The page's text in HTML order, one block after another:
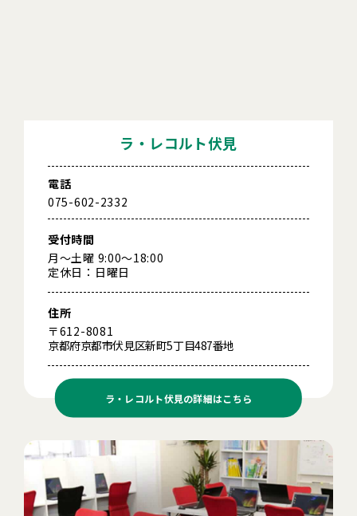
ラ・レコルト伏見
電話
075-602-2332
受付時間
月～土曜 9:00～18:00
定休日：日曜日
住所
〒612-8081
京都府京都市伏見区新町5丁目487番地
ラ・レコルト伏見の詳細はこちら